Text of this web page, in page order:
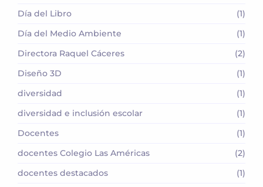
Día del Libro
(1)
Día del Medio Ambiente
(1)
Directora Raquel Cáceres
(2)
Diseño 3D
(1)
diversidad
(1)
diversidad e inclusión escolar
(1)
Docentes
(1)
docentes Colegio Las Américas
(2)
docentes destacados
(1)